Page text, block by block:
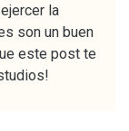
la
son un buen
este post te